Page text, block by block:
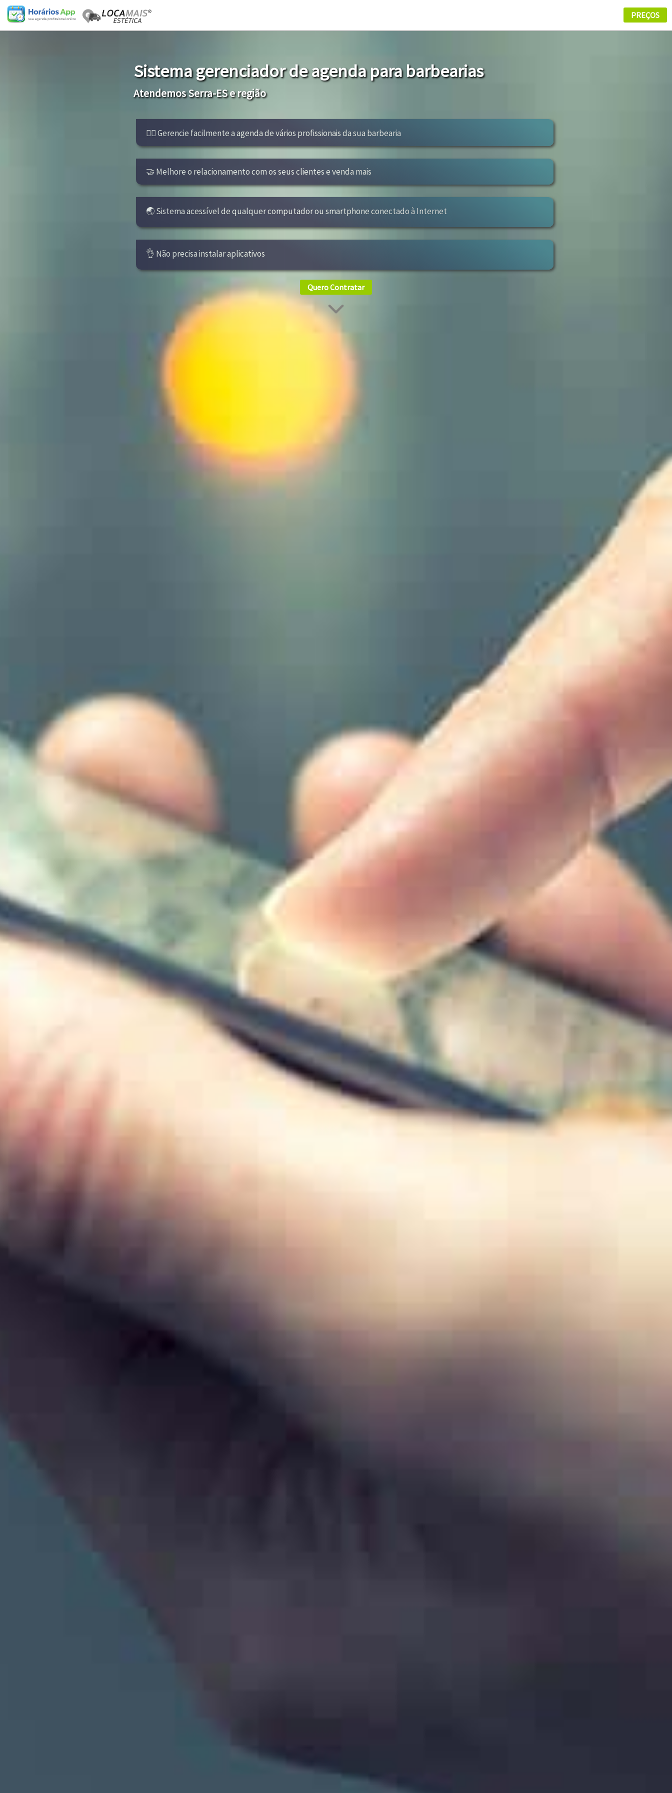
Sistema gerenciador de agenda para barbearias
Atendemos Serra-ES e região
👩‍⚕ Gerencie facilmente a agenda de vários profissionais da sua barbearia
🤝 Melhore o relacionamento com os seus clientes e venda mais
🌏 Sistema acessível de qualquer computador ou smartphone conectado à Internet
👌 Não precisa instalar aplicativos